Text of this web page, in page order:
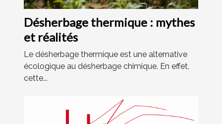
Désherbage thermique : mythes
et réalités
Le désherbage thermique est une alternative
écologique au désherbage chimique. En effet,
cette...